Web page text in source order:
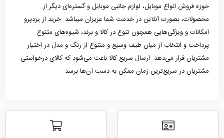
حوزه فروش انواع موبایل، لوازم جانبی موبایل و گستره‌ای دیگر از
محصولات، بصورت آنلاین در خدمت شما عزیزان میباشد. خرید از یزدپرو
امکانات و ویژگی‌هایی همچون تنوع در کالا و برند، شیوه‌های متنوع
پرداخت و انتخاب از میان طیف وسیع و متنوع از رنگ و مدل در اختیار
مشتریان قرار می‌دهد. ارسال سریع کالا باعث می‌شود که کالای درخواستی
مشتریان در سریع‌ترین زمان ممکن به دست آن‌ها برسد.